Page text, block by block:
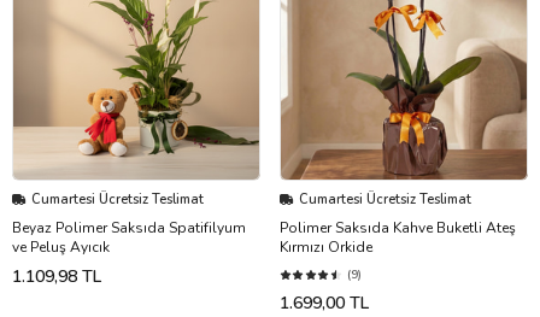
Cumartesi Ücretsiz Teslimat
Beyaz Polimer Saksıda Spatifilyum
ve Peluş Ayıcık
1.109,98 TL
Cumartesi Ücretsiz Teslimat
Polimer Saksıda Kahve Buketli Ateş
Kırmızı Orkide
(9)
1.699,00 TL